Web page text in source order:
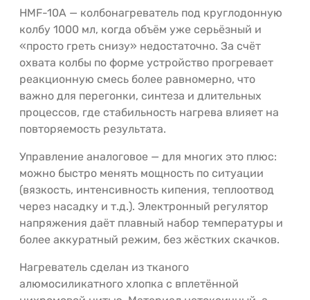
HMF-10A — колбонагреватель под круглодонную
колбу 1000 мл, когда объём уже серьёзный и
«просто греть снизу» недостаточно. За счёт
охвата колбы по форме устройство прогревает
реакционную смесь более равномерно, что
важно для перегонки, синтеза и длительных
процессов, где стабильность нагрева влияет на
повторяемость результата.
Управление аналоговое — для многих это плюс:
можно быстро менять мощность по ситуации
(вязкость, интенсивность кипения, теплоотвод
через насадку и т.д.). Электронный регулятор
напряжения даёт плавный набор температуры и
более аккуратный режим, без жёстких скачков.
Нагреватель сделан из тканого
алюмосиликатного хлопка с вплетённой